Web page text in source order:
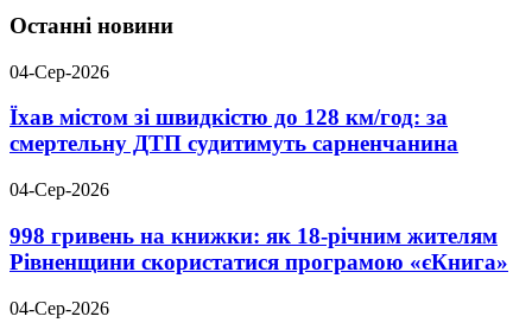
Останні новини
04-Сер-2026
Їхав містом зі швидкістю до 128 км/год: за
смертельну ДТП судитимуть сарненчанина
04-Сер-2026
998 гривень на книжки: як 18-річним жителям
Рівненщини скористатися програмою «єКнига»
04-Сер-2026